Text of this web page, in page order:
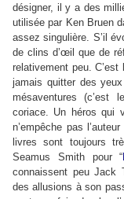
désigner, il y a des
utilisée par Ken Bruen
assez singulière. S’il
de clins d’œil que de
relativement peu.
jamais quitter des
mésaventures
coriace. Un héros qui
n’empêche pas
livres sont toujours
Seamus Smith pour“
connaissent peu Jack
des allusions à son